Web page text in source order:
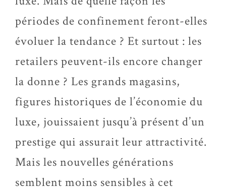
périodes de confinement feront-elles
évoluer la tendance ? Et surtout : les
retailers peuvent-ils encore changer
la donne ? Les grands magasins,
figures historiques de l’économie du
luxe, jouissaient jusqu’à présent d’un
prestige qui assurait leur attractivité.
Mais les nouvelles générations
semblent moins sensibles à cet